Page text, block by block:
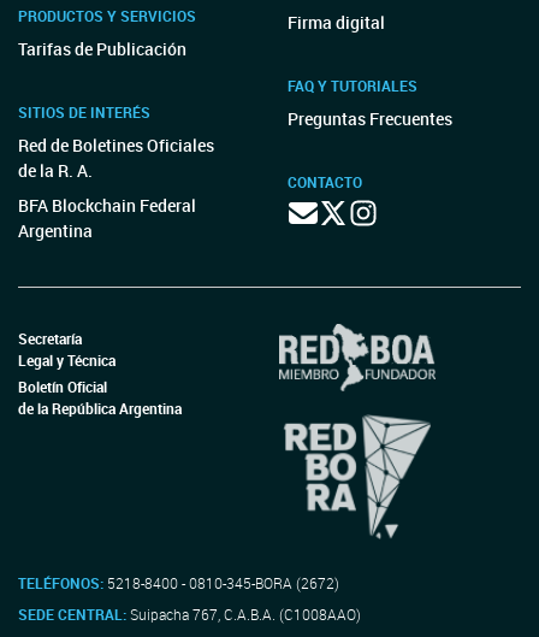
PRODUCTOS Y SERVICIOS
Tarifas de Publicación
SITIOS DE INTERÉS
Red de Boletines Oficiales
de la R. A.
BFA Blockchain Federal
Argentina
Firma digital
FAQ Y TUTORIALES
Preguntas Frecuentes
CONTACTO
Secretaría
Legal y Técnica
Boletín Oficial
de la República Argentina
TELÉFONOS: 5218-8400 - 0810-345-BORA (2672)
SEDE CENTRAL:Suipacha 767, C.A.B.A. (C1008AAO)